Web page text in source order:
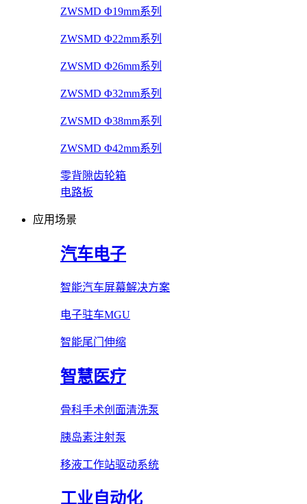
ZWSMD Φ19mm系列
ZWSMD Φ22mm系列
ZWSMD Φ26mm系列
ZWSMD Φ32mm系列
ZWSMD Φ38mm系列
ZWSMD Φ42mm系列
零背隙齿轮箱
电路板
应用场景
汽车电子
智能汽车屏幕解决方案
电子驻车MGU
智能尾门伸缩
智慧医疗
骨科手术创面清洗泵
胰岛素注射泵
移液工作站驱动系统
工业自动化